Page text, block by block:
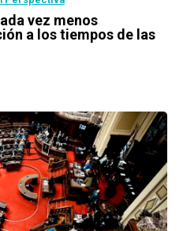
vez menos
a los tiempos de las